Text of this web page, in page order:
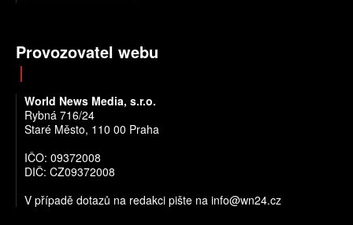
Provozovatel webu
World News Media, s.r.o.
Rybná 716/24
Staré Město, 110 00 Praha
IČO: 09372008
DIČ: CZ09372008
V případě dotazů na redakci pište na info@wn24.cz